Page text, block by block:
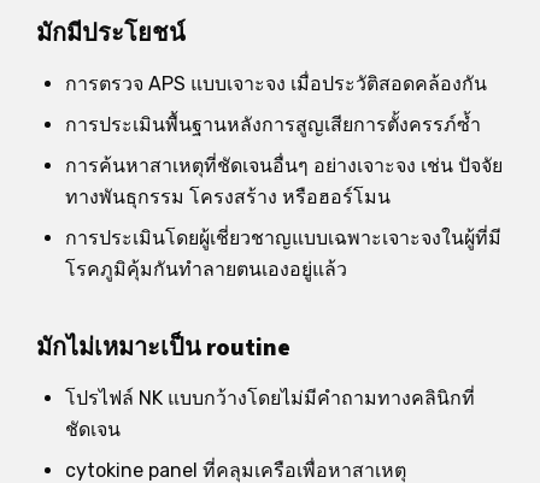
มักมีประโยชน์
การตรวจ APS แบบเจาะจง เมื่อประวัติสอดคล้องกัน
การประเมินพื้นฐานหลังการสูญเสียการตั้งครรภ์ซ้ำ
การค้นหาสาเหตุที่ชัดเจนอื่นๆ อย่างเจาะจง เช่น ปัจจัย
ทางพันธุกรรม โครงสร้าง หรือฮอร์โมน
การประเมินโดยผู้เชี่ยวชาญแบบเฉพาะเจาะจงในผู้ที่มี
โรคภูมิคุ้มกันทำลายตนเองอยู่แล้ว
มักไม่เหมาะเป็น routine
โปรไฟล์ NK แบบกว้างโดยไม่มีคำถามทางคลินิกที่
ชัดเจน
cytokine panel ที่คลุมเครือเพื่อหาสาเหตุ